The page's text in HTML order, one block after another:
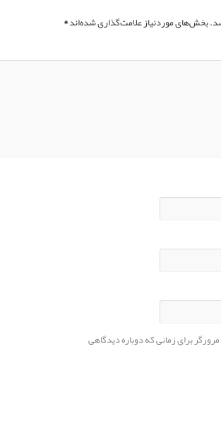
بخش‌های موردنیاز علامت‌گذاری شده‌اند*
برای زمانی که دوباره دیدگاهی